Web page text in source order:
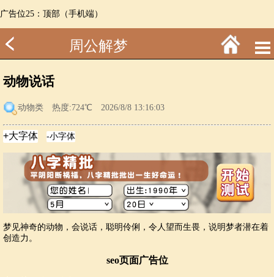
广告位25：顶部（手机端）
周公解梦
动物说话
动物类 热度:724℃ 2026/8/8 13:16:03
梦见神奇的动物，会说话，聪明伶俐，令人望而生畏，说明梦者潜在着
创造力。
seo页面广告位